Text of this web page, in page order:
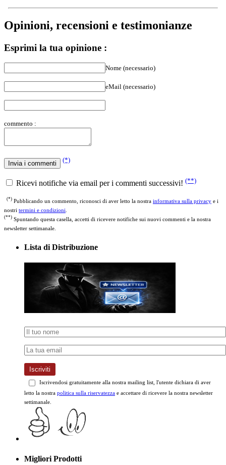
Opinioni, recensioni e testimonianze
Esprimi la tua opinione :
Nome (necessario)
eMail (necessario)
commento :
(*)
Ricevi notifiche via email per i commenti successivi! (**)
(*) Pubblicando un commento, riconosci di aver letto la nostra informativa sulla privacy e i
nostri termini e condizioni
(**) Spuntando questa casella, accetti di ricevere notifiche sui nuovi commenti e la nostra
newsletter settimanale.
Lista di Distribuzione
Iscriviti
Iscrivendosi gratuitamente alla nostra mailing list, l'utente dichiara di aver
letto la nostra politica sulla riservatezza e accettare di ricevere la nostra newsletter
settimanale.
Migliori Prodotti